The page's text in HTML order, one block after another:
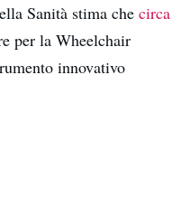
Sanità stima checirca
per la Wheelchair
innovativo